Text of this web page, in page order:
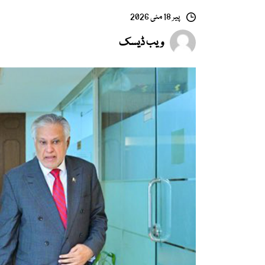
پیر 18 مئی 2026
ویب ڈیسک